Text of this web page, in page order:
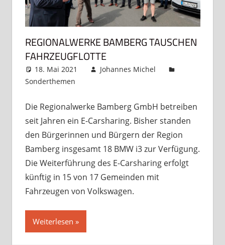
REGIONALWERKE BAMBERG TAUSCHEN
FAHRZEUGFLOTTE
18. Mai 2021
Johannes Michel
Sonderthemen
Die Regionalwerke Bamberg GmbH betreiben
seit Jahren ein E-Carsharing. Bisher standen
den Bürgerinnen und Bürgern der Region
Bamberg insgesamt 18 BMW i3 zur Verfügung.
Die Weiterführung des E-Carsharing erfolgt
künftig in 15 von 17 Gemeinden mit
Fahrzeugen von Volkswagen.
Weiterlesen